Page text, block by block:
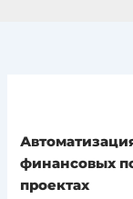
финансовых
проектах